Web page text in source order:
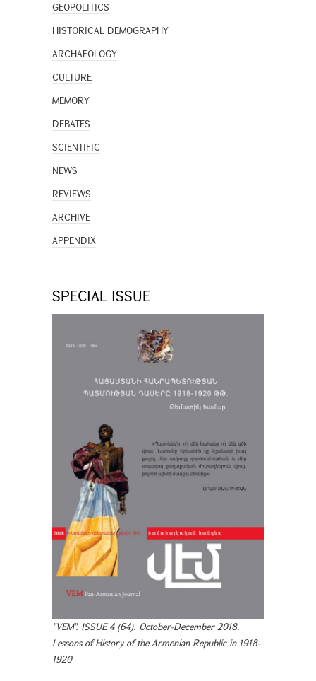
GEOPOLITICS
HISTORICAL DEMOGRAPHY
ARCHAEOLOGY
CULTURE
MEMORY
DEBATES
SCIENTIFIC
NEWS
REVIEWS
ARCHIVE
APPENDIX
SPECIAL ISSUE
"VEM". ISSUE 4 (64). October-December 2018.
Lessons of History of the Armenian Republic in 1918-
1920